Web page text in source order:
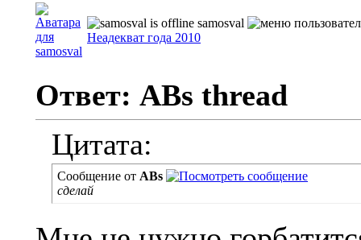
samosval
Неадекват года 2010
Ответ: ABs thread
Цитата:
Сообщение от ABs
сделай